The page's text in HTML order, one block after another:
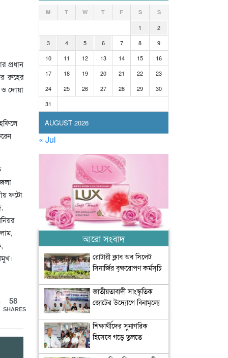
প্রধান
রুহের
ও দোয়া
ফটো
58
SHARES
AUGUST 2026
M T W T F S S
1
2
3
4 5 6 7 8
9
10
11 12 13 14 15
16
17
18 19 20 21 22
23
24
25 26 27 28 29
30
31
« Jul
আরো সংবাদ
রোটারী ক্লাব অব সিলেট
সিনার্জির বৃক্ষরোপণ কর্মসূচি
জাতীয়তাবাদী সাংস্কৃতিক
জোটের উদ্যোগে বিনামূল্যে
শিক্ষার্থীদের সুনাগরিক
হিসেবে গড়ে তুলতে